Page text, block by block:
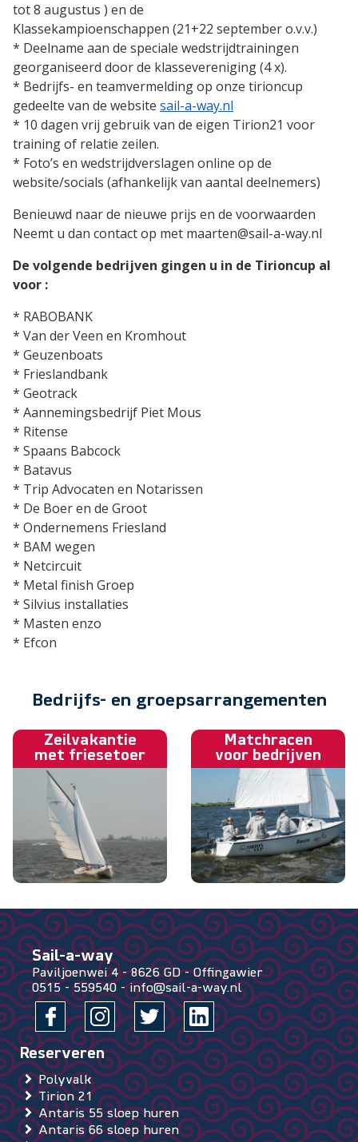
tot 8 augustus ) en de
Klassekampioenschappen (21+22 september o.v.v.)
* Deelname aan de speciale wedstrijdtrainingen
georganiseerd door de klassevereniging (4 x).
* Bedrijfs- en teamvermelding op onze tirioncup
gedeelte van de website sail-a-way.nl
* 10 dagen vrij gebruik van de eigen Tirion21 voor
training of relatie zeilen.
* Foto’s en wedstrijdverslagen online op de
website/socials (afhankelijk van aantal deelnemers)
Benieuwd naar de nieuwe prijs en de voorwaarden
Neemt u dan contact op met maarten@sail-a-way.nl
De volgende bedrijven gingen u in de Tirioncup al
voor :
* RABOBANK
* Van der Veen en Kromhout
* Geuzenboats
* Frieslandbank
* Geotrack
* Aannemingsbedrijf Piet Mous
* Ritense
* Spaans Babcock
* Batavus
* Trip Advocaten en Notarissen
* De Boer en de Groot
* Ondernemens Friesland
* BAM wegen
* Netcircuit
* Metal finish Groep
* Silvius installaties
* Masten enzo
* Efcon
Bedrijfs- en groepsarrangementen
Zeilvakantie
met friesetoer
Matchracen
voor bedrijven
Sail-a-way
Paviljoenwei 4-8626 GD-Offingawier
0515 - 559540 -info@sail-a-way.nl
Polyvalk
Tirion 21
Antaris 55 sloep huren
Antaris 66 sloep huren